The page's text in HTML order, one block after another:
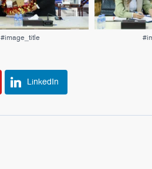
#image_title
LinkedIn